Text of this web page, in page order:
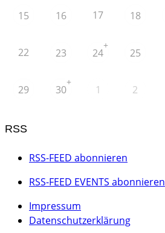
15 16 17 18
22 23 24
+
25
29 30
+
1 2
RSS
RSS-FEED abonnieren
RSS-FEED EVENTS abonnieren
Impressum
Datenschutzerklärung